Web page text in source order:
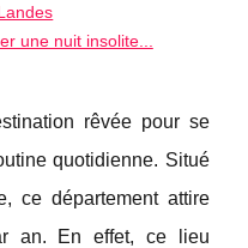
une nuit insolite...
rêvée pour se
quotidienne. Situé
ce département attire
an. En effet, ce lieu